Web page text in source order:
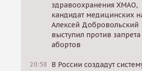
здравоохранения ХМАО,
кандидат медицинских
Алексей Добровольский
выступил против запрета
абортов
20:58
В России создадут